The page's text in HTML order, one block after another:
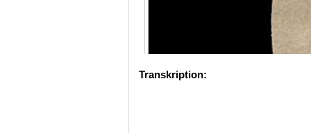
Transkription: